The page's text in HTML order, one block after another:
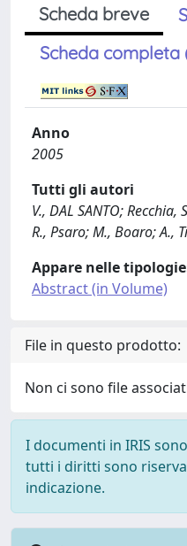
Scheda breve
Scheda completa
Anno
2005
Tutti gli autori
V., DAL SANTO;
R., Psaro; M., Boaro; A.,
Appare nelle
Abstract (in Volume)
File in questo prodotto:
Non ci sono file
I documenti in IRIS
tutti i diritti sono
indicazione.